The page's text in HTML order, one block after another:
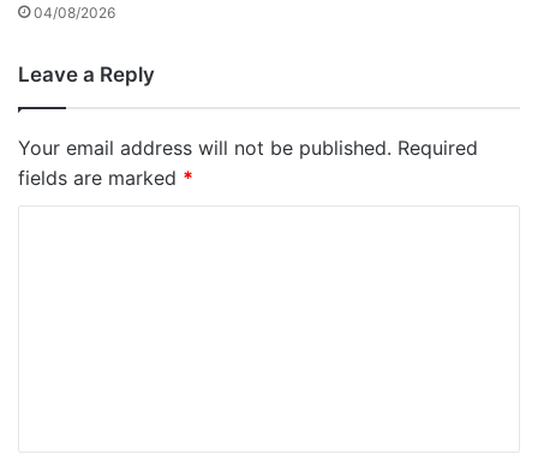
04/08/2026
Leave a Reply
Your email address will not be published. Required
fields are marked *